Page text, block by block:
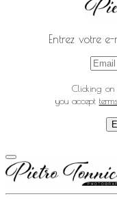
Entrez votre
Clicking on
you accept